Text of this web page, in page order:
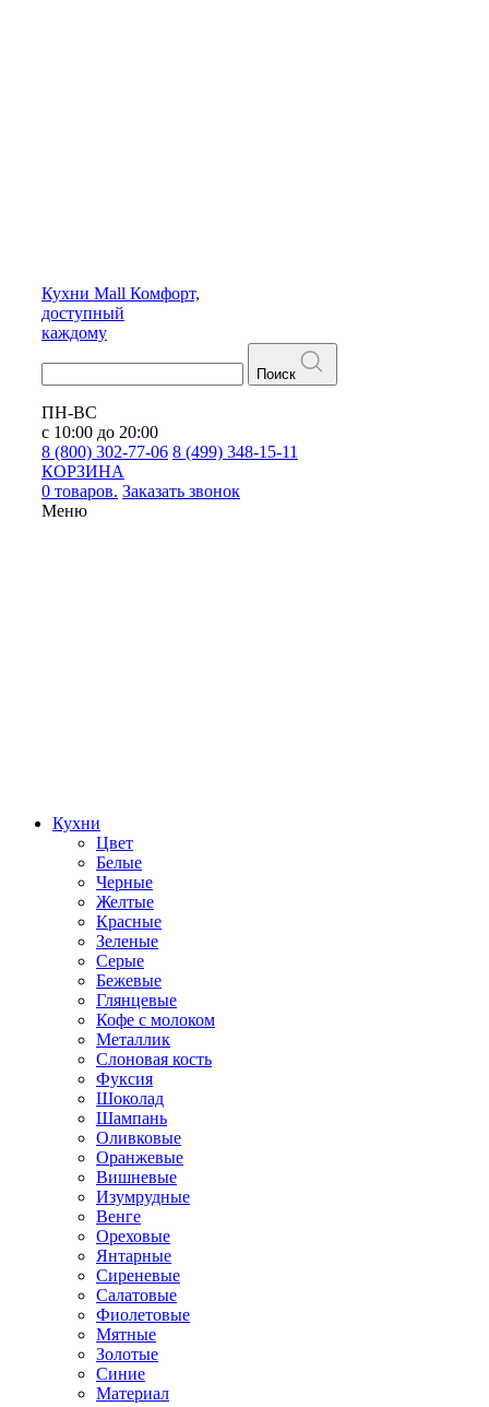
Кухни Mall Комфорт,
доступный
каждому
Поиск
ПН-ВС
с 10:00 до 20:00
8 (800) 302-77-06 8 (499) 348-15-11
КОРЗИНА
0 товаров. Заказать звонок
Меню
Кухни
Цвет
Белые
Черные
Желтые
Красные
Зеленые
Серые
Бежевые
Глянцевые
Кофе с молоком
Металлик
Слоновая кость
Фуксия
Шоколад
Шампань
Оливковые
Оранжевые
Вишневые
Изумрудные
Венге
Ореховые
Янтарные
Сиреневые
Салатовые
Фиолетовые
Мятные
Золотые
Синие
Материал